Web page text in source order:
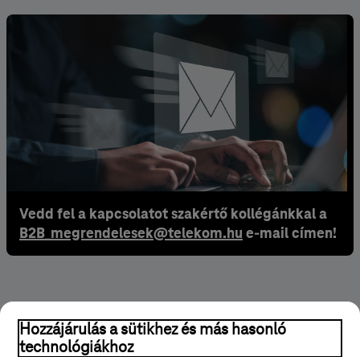
Vedd fel a kapcsolatot szakértő kollégánkkal a
B2B_megrendelesek@telekom.hu e-mail címen!
Hozzájárulás a sütikhez és más hasonló
technológiákhoz